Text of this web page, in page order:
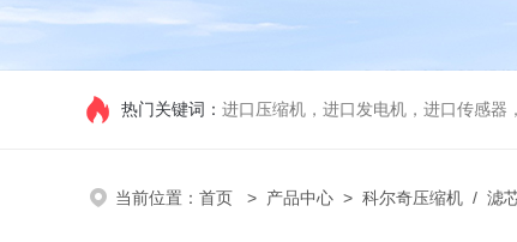
热门关键词： 进口压缩机，进口发电机，进口传感器
当前位置： 首页 > 产品中心 > 科尔奇压缩机 / 滤